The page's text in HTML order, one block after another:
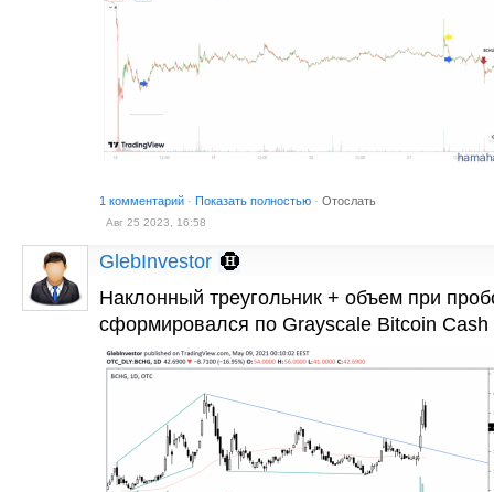
1 комментарий · Показать полностью · Отослать
Авг 25 2023, 16:58
GlebInvestor
Наклонный треугольник + объем при
сформировался по Grayscale Bitcoin